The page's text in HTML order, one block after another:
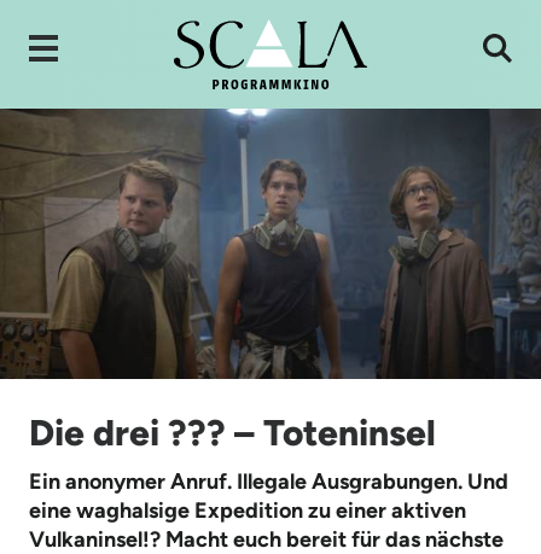
Die drei ??? – Toteninsel
Ein anonymer Anruf. Illegale Ausgrabungen. Und
eine waghalsige Expedition zu einer aktiven
Vulkaninsel!? Macht euch bereit für das nächste